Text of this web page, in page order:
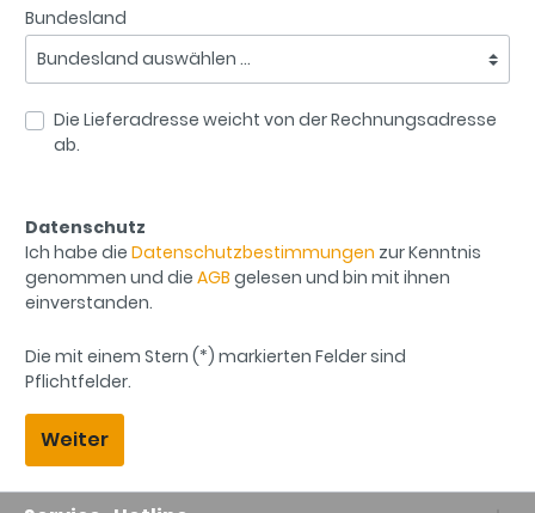
Bundesland
Die Lieferadresse weicht von der Rechnungsadresse
ab.
Datenschutz
Ich habe die Datenschutzbestimmungen zur Kenntnis
genommen und die AGB gelesen und bin mit ihnen
einverstanden.
Die mit einem Stern (*) markierten Felder sind
Pflichtfelder.
Weiter